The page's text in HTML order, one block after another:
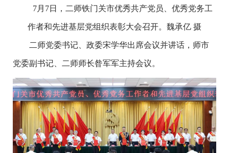
7月7日，二师铁门关市优秀共产党员、优秀党务工
作者和先进基层党组织表彰大会召开。魏承亿 摄
二师党委书记、政委宋学华出席会议并讲话，师市
党委副书记、二师师长昝军军主持会议。